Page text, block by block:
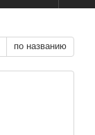
по названию